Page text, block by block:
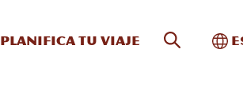
Planifica tu viaje